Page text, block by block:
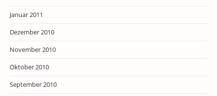
Januar 2011
Dezember 2010
November 2010
Oktober 2010
September 2010